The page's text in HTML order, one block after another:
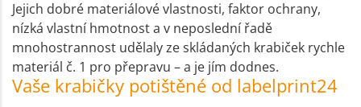
Jejich dobré materiálové vlastnosti, faktor ochrany,
nízká vlastní hmotnost a v neposlední řadě
mnohostrannost udělaly ze skládaných krabiček rychle
materiál č. 1 pro přepravu – a je jím dodnes.
Vaše krabičky potištěné od labelprint24